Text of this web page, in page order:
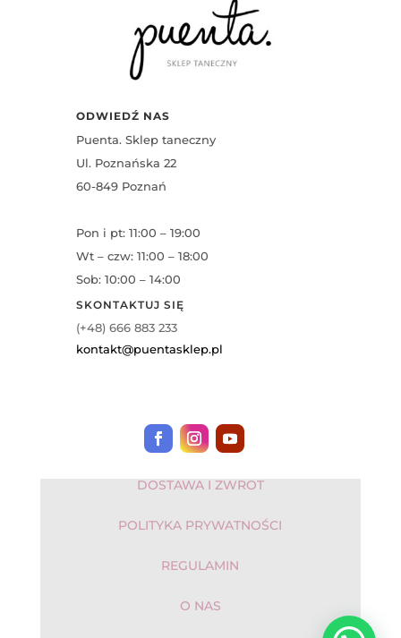
ODWIEDŹ NAS
Puenta. Sklep taneczny
Ul. Poznańska 22
60-849 Poznań
Pon i pt: 11:00 – 19:00
Wt – czw: 11:00 – 18:00
Sob: 10:00 – 14:00
SKONTAKTUJ SIĘ
(+48) 666 883 233
kontakt@puentasklep.pl
DOSTAWA I ZWROT
POLITYKA PRYWATNOŚCI
REGULAMIN
O NAS